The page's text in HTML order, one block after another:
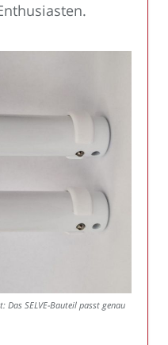
Das SELVE-Bauteil passt genau